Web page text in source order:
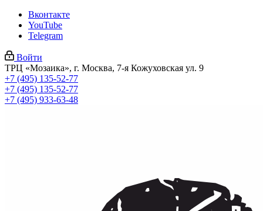
Вконтакте
YouTube
Telegram
Войти
ТРЦ «Мозаика», г. Москва, 7-я Кожуховская ул. 9
+7 (495) 135-52-77
+7 (495) 135-52-77
+7 (495) 933-63-48